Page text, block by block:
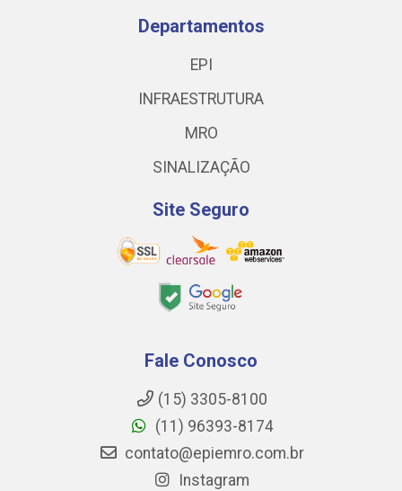
Departamentos
EPI
INFRAESTRUTURA
MRO
SINALIZAÇÃO
Site Seguro
Fale Conosco
(15) 3305-8100
(11) 96393-8174
contato@epiemro.com.br
Instagram